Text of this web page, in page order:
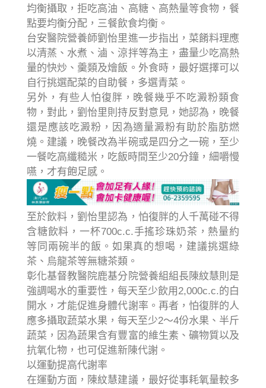
均衡攝取，拒吃高油、高糖、高熱量等食物，餐
點要均衡分配，三餐飲食均衡。
台安醫院營養師劉怡里進一步指出，菜餚料理應
以清蒸、水煮、滷、涼拌等為主，盡量少吃高熱
量的快炒、羹類及燴飯。外食時，最好選擇可以
自行挑選配菜的自助餐，多選青菜。
另外，有些人怕復胖，晚餐幾乎不吃澱粉類食
物，對此，劉怡里則持反對意見，她認為，晚餐
還是應該吃澱粉，因為適量澱粉有助於脂肪燃
燒。建議，晚餐改為半碗或是四分之一碗，至少
一餐吃高纖糙米，吃飯時間至少20分鐘，細嚼慢
嚥，才有飽足感。
至於飲料，劉怡里認為，怕復胖的人千萬碰不得
含糖飲料，一杯700c.c.手搖珍珠奶茶，熱量約
等同兩碗半的飯。如果真的想喝，建議挑選綠
茶、烏龍茶等無糖茶類。
彰化基督教醫院鹿基分院營養組組長陳紋慧則是
強調喝水的重要性，每天至少飲用2,000c.c.的白
開水，才能促進身體代謝率。再者，怕復胖的人
應多攝取蔬菜水果，每天至少2～4份水果、半斤
蔬菜，因為蔬果含有豐富的維生素、礦物質以及
抗氧化物，也可促進新陳代謝。
以運動提高代謝率
在運動方面，陳紋慧建議，最好從事耗氧量較多